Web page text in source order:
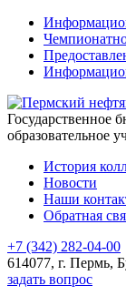
Государственное
образовательное
История
Новости
Наши
Обратная
+7 (342) 282-04-00
614077, г. Пермь,
задать вопрос